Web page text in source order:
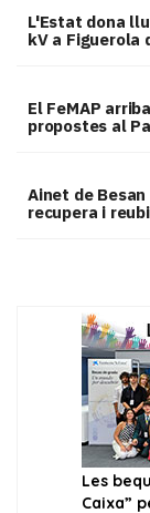
L'Estat dona
kV a Figuerola
El FeMAP
propostes al
Ainet de
recupera i